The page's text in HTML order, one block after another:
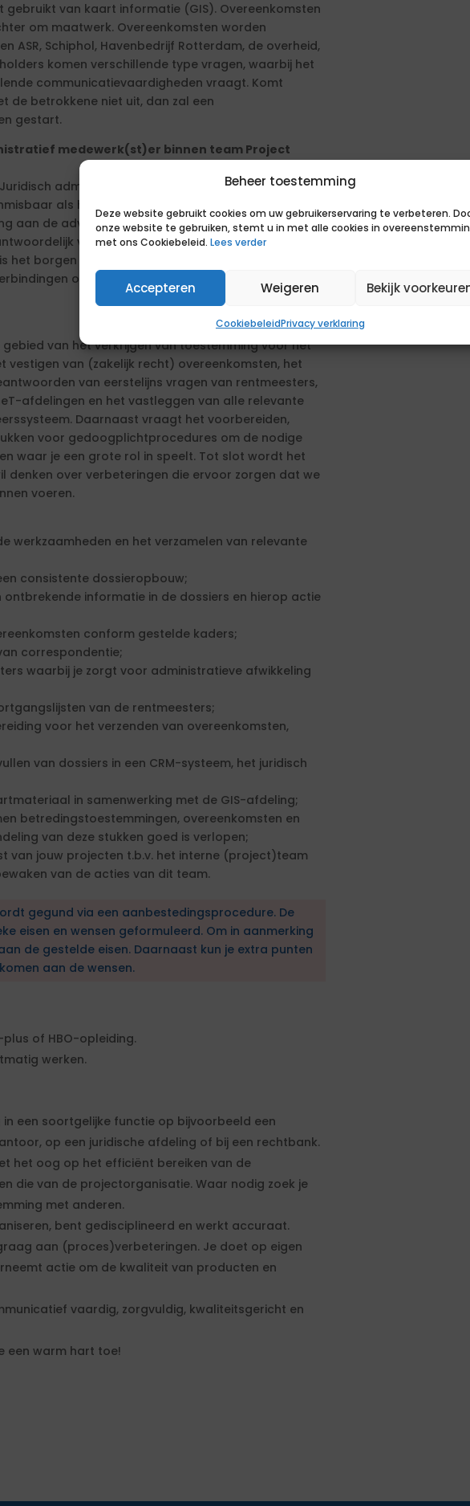
Beheer toestemming
Deze website gebruikt cookies om uw gebruikerservaring te verbeteren.
onze website te gebruiken, stemt u in met alle cookies in
met ons Cookiebeleid. Lees verder
Accepteren Weigeren Bekijk
CookiebeleidPrivacy verklaring
van kaart informatie (GIS). Overeenkomsten
om maatwerk. Overeenkomsten worden
ASR, Schiphol, Havenbedrijf Rotterdam, de overheid,
komen verschillende type vragen, waarbij het
communicatievaardigheden vraagt. Komt
de betrokkene niet uit, dan zal een
gestart.
medewerk(st)er binnen team Project
administratief medewerk(st)er binnen het
als het gaat om leveren van
aan de adviseurs van het team Agreements. Samen
voor het verkrijgen van private rechten
het borgen van het leg- en ligrecht van de
om zo een steentje bij te dragen aan de
van het verkrijgen van toestemming voor het
vestigen van (zakelijk recht) overeenkomsten, het
van eerstelijns vragen van rentmeesters,
afdelingen en het vastleggen van alle relevante
Daarnaast vraagt het voorbereiden,
voor gedoogplichtprocedures om de nodige
waar je een grote rol in speelt. Tot slot wordt het
denken over verbeteringen die ervoor zorgen dat we
voeren.
werkzaamheden en het verzamelen van relevante
consistente dossieropbouw;
ontbrekende informatie in de dossiers en hierop actie
conform gestelde kaders;
correspondentie;
waarbij je zorgt voor administratieve afwikkeling
van de rentmeesters;
voor het verzenden van overeenkomsten,
van dossiers in een CRM-systeem, het juridisch
in samenwerking met de GIS-afdeling;
betredingstoestemmingen, overeenkomsten en
van deze stukken goed is verlopen;
van jouw projecten t.b.v. het interne (project)team
van de acties van dit team.
gegund via een aanbestedingsprocedure. De
eisen en wensen geformuleerd. Om in aanmerking
de gestelde eisen. Daarnaast kun je extra punten
aan de wensen.
of HBO-opleiding.
werken.
een soortgelijke functie op bijvoorbeeld een
op een juridische afdeling of bij een rechtbank.
het oog op het efficiënt bereiken van de
die van de projectorganisatie. Waar nodig zoek je
met anderen.
bent gedisciplineerd en werkt accuraat.
aan (proces)verbeteringen. Je doet op eigen
actie om de kwaliteit van producten en
vaardig, zorgvuldig, kwaliteitsgericht en
een warm hart toe!